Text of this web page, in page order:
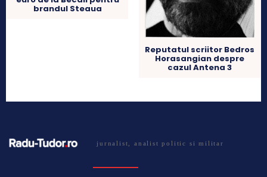
brandul Steaua
Reputatul scriitor Bedros
Horasangian despre
cazul Antena 3
jurnalist, analist politic si militar